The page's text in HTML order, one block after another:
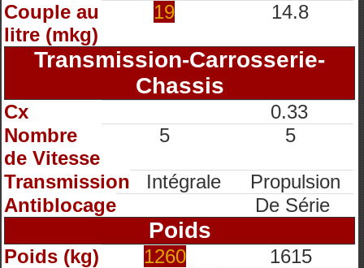
Couple au
litre (mkg)
19 14.8
Transmission-Carrosserie-
Chassis
Cx
0.33
Nombre
de Vitesse
5 5
Transmission Intégrale
Propulsion
Antiblocage
De Série
Poids
Poids (kg) 1260
1615